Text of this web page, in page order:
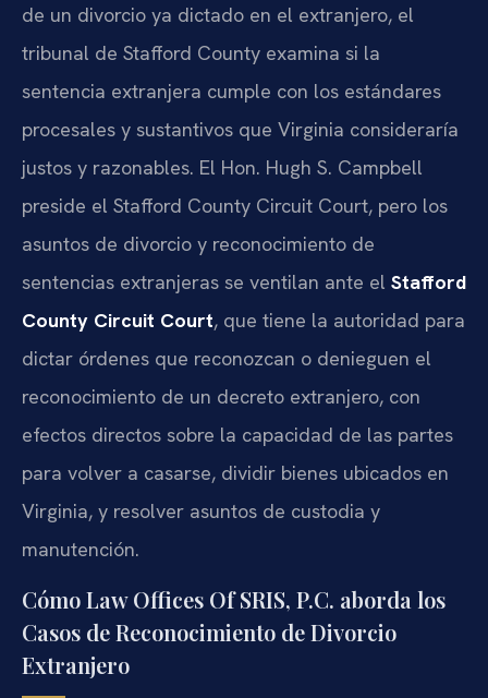
de un divorcio ya dictado en el extranjero, el
tribunal de Stafford County examina si la
sentencia extranjera cumple con los estándares
procesales y sustantivos que Virginia consideraría
justos y razonables. El Hon. Hugh S. Campbell
preside el Stafford County Circuit Court, pero los
asuntos de divorcio y reconocimiento de
sentencias extranjeras se ventilan ante el Stafford
County Circuit Court, que tiene la autoridad para
dictar órdenes que reconozcan o denieguen el
reconocimiento de un decreto extranjero, con
efectos directos sobre la capacidad de las partes
para volver a casarse, dividir bienes ubicados en
Virginia, y resolver asuntos de custodia y
manutención.
Cómo Law Offices Of SRIS, P.C. aborda los
Casos de Reconocimiento de Divorcio
Extranjero